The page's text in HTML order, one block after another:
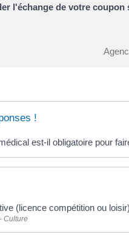
l'échange de votre coupon
!
est-il obligatoire pour
(licence compétition ou loisir)
Culture